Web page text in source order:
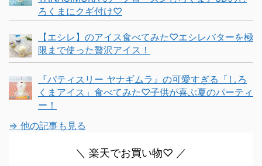
ろくまにクギ付け♡
【エシレ】のアイス食べてみた♡エシレバターを極
限まで使った贅沢アイス！
『パティスリー ヤナギムラ』の可愛すぎる「しろ
くまアイス」食べてみた♡子供が喜ぶ夏のパーティ
ー！
⇒ 他の記事も見る
＼ 楽天でお買い物♡ ／